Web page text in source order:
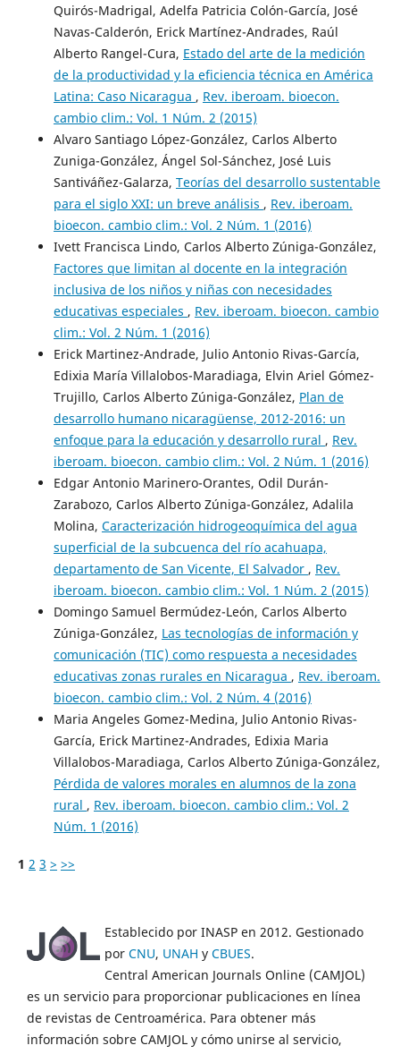
Quirós-Madrigal, Adelfa Patricia Colón-García, José
Navas-Calderón, Erick Martínez-Andrades, Raúl
Alberto Rangel-Cura, Estado del arte de la medición
de la productividad y la eficiencia técnica en América
Latina: Caso Nicaragua , Rev. iberoam. bioecon.
cambio clim.: Vol. 1 Núm. 2 (2015)
Alvaro Santiago López-González, Carlos Alberto
Zuniga-González, Ángel Sol-Sánchez, José Luis
Santiváñez-Galarza, Teorías del desarrollo sustentable
para el siglo XXI: un breve análisis , Rev. iberoam.
bioecon. cambio clim.: Vol. 2 Núm. 1 (2016)
Ivett Francisca Lindo, Carlos Alberto Zúniga-González,
Factores que limitan al docente en la integración
inclusiva de los niños y niñas con necesidades
educativas especiales , Rev. iberoam. bioecon. cambio
clim.: Vol. 2 Núm. 1 (2016)
Erick Martinez-Andrade, Julio Antonio Rivas-García,
Edixia María Villalobos-Maradiaga, Elvin Ariel Gómez-
Trujillo, Carlos Alberto Zúniga-González, Plan de
desarrollo humano nicaragüense, 2012-2016: un
enfoque para la educación y desarrollo rural , Rev.
iberoam. bioecon. cambio clim.: Vol. 2 Núm. 1 (2016)
Edgar Antonio Marinero-Orantes, Odil Durán-
Zarabozo, Carlos Alberto Zúniga-González, Adalila
Molina, Caracterización hidrogeoquímica del agua
superficial de la subcuenca del río acahuapa,
departamento de San Vicente, El Salvador , Rev.
iberoam. bioecon. cambio clim.: Vol. 1 Núm. 2 (2015)
Domingo Samuel Bermúdez-León, Carlos Alberto
Zúniga-González, Las tecnologías de información y
comunicación (TIC) como respuesta a necesidades
educativas zonas rurales en Nicaragua , Rev. iberoam.
bioecon. cambio clim.: Vol. 2 Núm. 4 (2016)
Maria Angeles Gomez-Medina, Julio Antonio Rivas-
García, Erick Martinez-Andrades, Edixia Maria
Villalobos-Maradiaga, Carlos Alberto Zúniga-González,
Pérdida de valores morales en alumnos de la zona
rural , Rev. iberoam. bioecon. cambio clim.: Vol. 2
Núm. 1 (2016)
1 2 3 > >>
Establecido por INASP en 2012. Gestionado
por CNU, UNAH y CBUES.
Central American Journals Online (CAMJOL)
es un servicio para proporcionar publicaciones en línea
de revistas de Centroamérica. Para obtener más
información sobre CAMJOL y cómo unirse al servicio,